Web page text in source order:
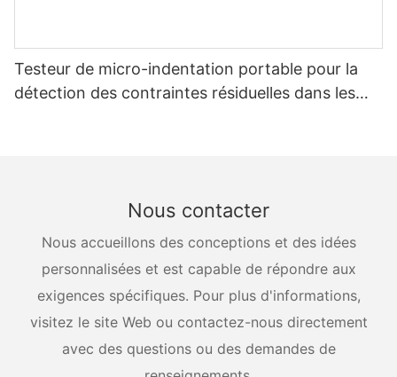
Testeur de micro-indentation portable pour la
détection des contraintes résiduelles dans les
Nous contacter
Nous accueillons des conceptions et des idées
personnalisées et est capable de répondre aux
exigences spécifiques. Pour plus d'informations,
visitez le site Web ou contactez-nous directement
avec des questions ou des demandes de